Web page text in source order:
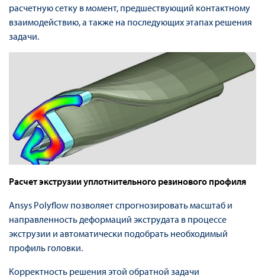
расчетную сетку в момент, предшествующий контактному
взаимодействию, а также на последующих этапах решения
задачи.
Расчет экструзии уплотнительного резинового профиля
Ansys Polyflow позволяет спрогнозировать масштаб и
направленность деформаций экструдата в процессе
экструзии и автоматически подобрать необходимый
профиль головки.
Корректность решения этой обратной задачи